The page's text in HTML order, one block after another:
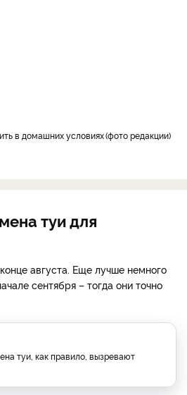
в домашних условиях фото редакции
туи для
августа. Еще лучше немного
сентября – тогда они точно
туи, как правило, вызревают